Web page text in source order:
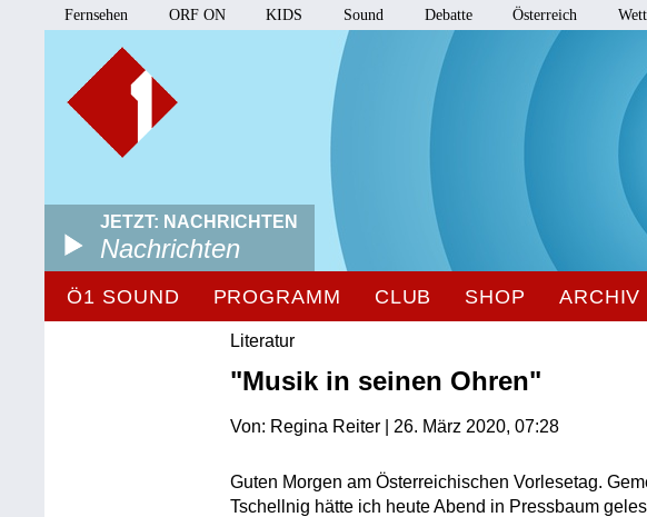
Fernsehen ORF ON KIDS Sound Debatte Österreich
JETZT: NACHRICHTEN
Nachrichten
Ö1 SOUND PROGRAMM CLUB SHOP ARCHIV
Literatur
"Musik in seinen Ohren"
Von: Regina Reiter | 26. März 2020, 07:28
Guten Morgen am Österreichischen Vorlesetag.
Tschellnig hätte ich heute Abend in Pressbaum